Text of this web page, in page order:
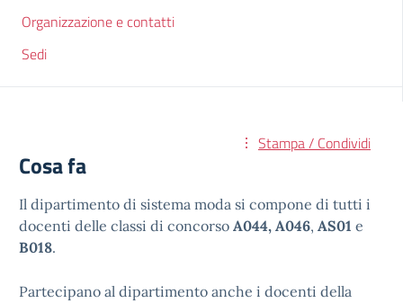
Organizzazione e contatti
Sedi
Stampa / Condividi
Cosa fa
Il dipartimento di sistema moda si compone di tutti i
docenti delle classi di concorso A044, A046, AS01 e
B018.
Partecipano al dipartimento anche i docenti della